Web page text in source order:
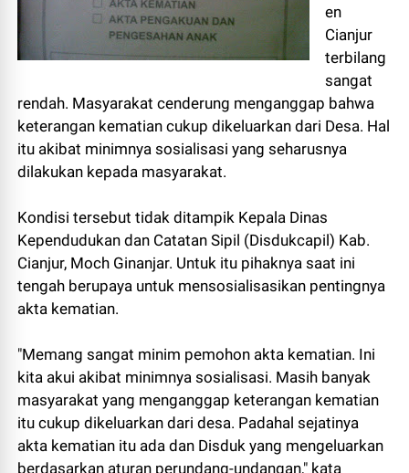
en
Cianjur
terbilang
sangat
rendah. Masyarakat cenderung menganggap bahwa
keterangan kematian cukup dikeluarkan dari Desa. Hal
itu akibat minimnya sosialisasi yang seharusnya
dilakukan kepada masyarakat.
Kondisi tersebut tidak ditampik Kepala Dinas
Kependudukan dan Catatan Sipil (Disdukcapil) Kab.
Cianjur, Moch Ginanjar. Untuk itu pihaknya saat ini
tengah berupaya untuk mensosialisasikan pentingnya
akta kematian.
"Memang sangat minim pemohon akta kematian. Ini
kita akui akibat minimnya sosialisasi. Masih banyak
masyarakat yang menganggap keterangan kematian
itu cukup dikeluarkan dari desa. Padahal sejatinya
akta kematian itu ada dan Disduk yang mengeluarkan
berdasarkan aturan perundang-undangan," kata